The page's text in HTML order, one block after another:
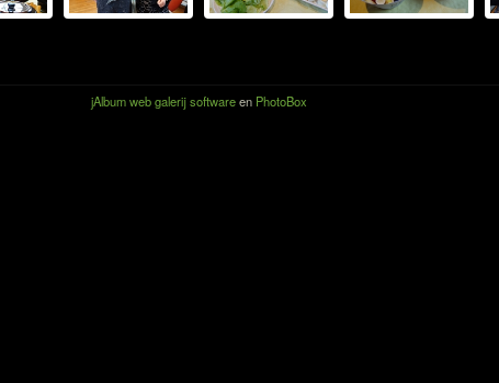
jAlbum web galerij softwareen PhotoBox